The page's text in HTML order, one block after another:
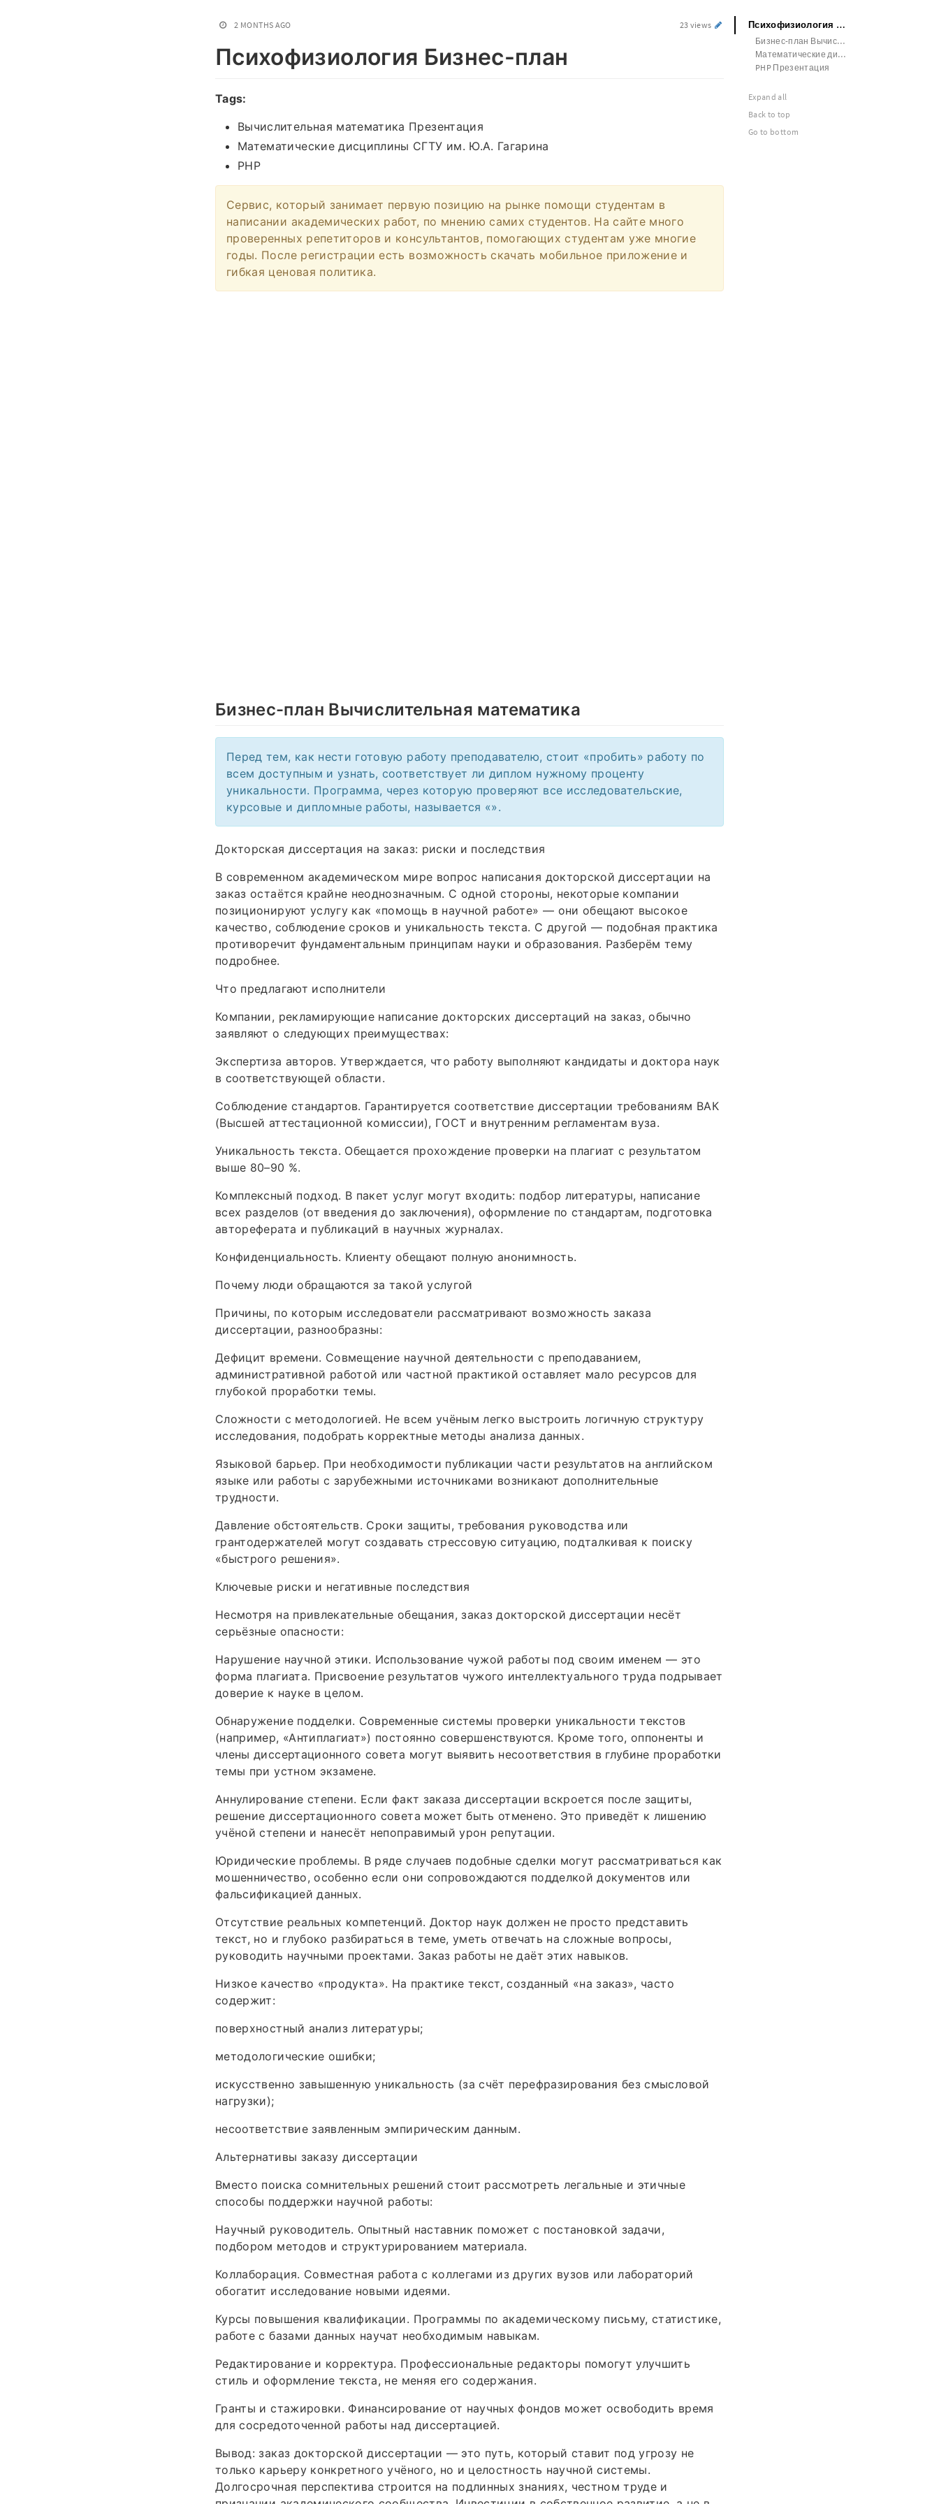
2 MONTHS AGO 23 views
Психофизиология Бизнес-план
Tags:
Вычислительная математика Презентация
Математические дисциплины СГТУ им. Ю.А. Гагарина
PHP
Сервис, который занимает первую позицию на рынке помощи студентам в
написании академических работ, по мнению самих студентов. На сайте много
проверенных репетиторов и консультантов, помогающих студентам уже многие
годы. После регистрации есть возможность скачать мобильное приложение и
гибкая ценовая политика.
Бизнес-план Вычислительная математика
Перед тем, как нести готовую работу преподавателю, стоит «пробить» работу по
всем доступным и узнать, соответствует ли диплом нужному проценту
уникальности. Программа, через которую проверяют все исследовательские,
курсовые и дипломные работы, называется «».
Докторская диссертация на заказ: риски и последствия
В современном академическом мире вопрос написания докторской диссертации на
заказ остаётся крайне неоднозначным. С одной стороны, некоторые компании
позиционируют услугу как «помощь в научной работе» — они обещают высокое
качество, соблюдение сроков и уникальность текста. С другой — подобная практика
противоречит фундаментальным принципам науки и образования. Разберём тему
подробнее.
Что предлагают исполнители
Компании, рекламирующие написание докторских диссертаций на заказ, обычно
заявляют о следующих преимуществах:
Экспертиза авторов. Утверждается, что работу выполняют кандидаты и доктора наук
в соответствующей области.
Соблюдение стандартов. Гарантируется соответствие диссертации требованиям ВАК
(Высшей аттестационной комиссии), ГОСТ и внутренним регламентам вуза.
Уникальность текста. Обещается прохождение проверки на плагиат с результатом
выше 80–90 %.
Комплексный подход. В пакет услуг могут входить: подбор литературы, написание
всех разделов (от введения до заключения), оформление по стандартам, подготовка
автореферата и публикаций в научных журналах.
Конфиденциальность. Клиенту обещают полную анонимность.
Почему люди обращаются за такой услугой
Причины, по которым исследователи рассматривают возможность заказа
диссертации, разнообразны:
Дефицит времени. Совмещение научной деятельности с преподаванием,
административной работой или частной практикой оставляет мало ресурсов для
глубокой проработки темы.
Сложности с методологией. Не всем учёным легко выстроить логичную структуру
исследования, подобрать корректные методы анализа данных.
Языковой барьер. При необходимости публикации части результатов на английском
языке или работы с зарубежными источниками возникают дополнительные
трудности.
Давление обстоятельств. Сроки защиты, требования руководства или
грантодержателей могут создавать стрессовую ситуацию, подталкивая к поиску
«быстрого решения».
Ключевые риски и негативные последствия
Несмотря на привлекательные обещания, заказ докторской диссертации несёт
серьёзные опасности:
Нарушение научной этики. Использование чужой работы под своим именем — это
форма плагиата. Присвоение результатов чужого интеллектуального труда подрывает
доверие к науке в целом.
Обнаружение подделки. Современные системы проверки уникальности текстов
(например, «Антиплагиат») постоянно совершенствуются. Кроме того, оппоненты и
члены диссертационного совета могут выявить несоответствия в глубине проработки
темы при устном экзамене.
Аннулирование степени. Если факт заказа диссертации вскроется после защиты,
решение диссертационного совета может быть отменено. Это приведёт к лишению
учёной степени и нанесёт непоправимый урон репутации.
Юридические проблемы. В ряде случаев подобные сделки могут рассматриваться как
мошенничество, особенно если они сопровождаются подделкой документов или
фальсификацией данных.
Отсутствие реальных компетенций. Доктор наук должен не просто представить
текст, но и глубоко разбираться в теме, уметь отвечать на сложные вопросы,
руководить научными проектами. Заказ работы не даёт этих навыков.
Низкое качество «продукта». На практике текст, созданный «на заказ», часто
содержит:
поверхностный анализ литературы;
методологические ошибки;
искусственно завышенную уникальность (за счёт перефразирования без смысловой
нагрузки);
несоответствие заявленным эмпирическим данным.
Альтернативы заказу диссертации
Вместо поиска сомнительных решений стоит рассмотреть легальные и этичные
способы поддержки научной работы:
Научный руководитель. Опытный наставник поможет с постановкой задачи,
подбором методов и структурированием материала.
Коллаборация. Совместная работа с коллегами из других вузов или лабораторий
обогатит исследование новыми идеями.
Курсы повышения квалификации. Программы по академическому письму, статистике,
работе с базами данных научат необходимым навыкам.
Редактирование и корректура. Профессиональные редакторы помогут улучшить
стиль и оформление текста, не меняя его содержания.
Гранты и стажировки. Финансирование от научных фондов может освободить время
для сосредоточенной работы над диссертацией.
Вывод: заказ докторской диссертации — это путь, который ставит под угрозу не
только карьеру конкретного учёного, но и целостность научной системы.
Долгосрочная перспектива строится на подлинных знаниях, честном труде и
Психофизиология Бизнес-план
Бизнес-план Вычислительная математика
Математические дисциплины
PHP Презентация
Expand all
Back to top
Go to bottom